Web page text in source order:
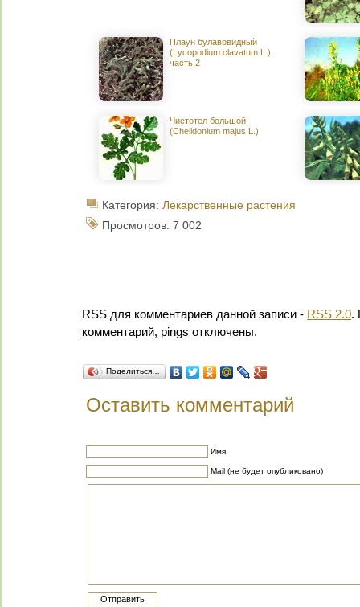
Плаун булавовидный
(Lycopodium clavatum L.),
часть 2
Чистотел большой
(Chelidonium majus L.)
Категория: Лекарственные растения
Просмотров: 7 002
RSS для комментариев данной записи - RSS 2.0.
комментарий, pings отключены.
Поделиться…
Оставить комментарий
Имя
Mail (не будет опубликовано)